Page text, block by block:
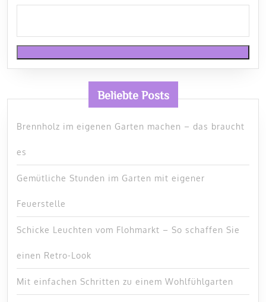
Beliebte Posts
Brennholz im eigenen Garten machen – das braucht
es
Gemütliche Stunden im Garten mit eigener
Feuerstelle
Schicke Leuchten vom Flohmarkt – So schaffen Sie
einen Retro-Look
Mit einfachen Schritten zu einem Wohlfühlgarten